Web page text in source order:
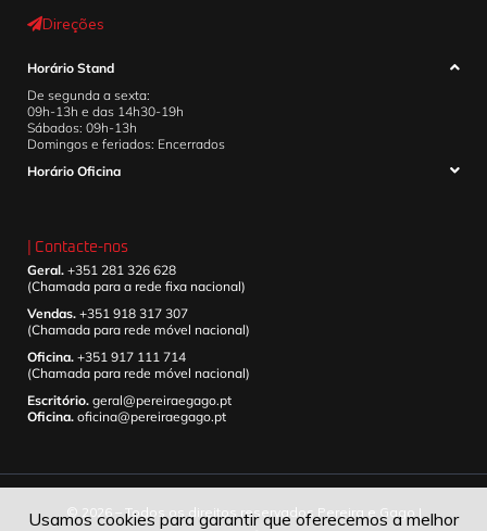
Direções
Horário Stand
De segunda a sexta:
09h-13h e das 14h30-19h
Sábados: 09h-13h
Domingos e feriados: Encerrados
Horário Oficina
| Contacte-nos
Geral. +351 281 326 628
(Chamada para a rede fixa nacional)
Vendas. +351 918 317 307
(Chamada para rede móvel nacional)
Oficina. +351 917 111 714
(Chamada para rede móvel nacional)
Escritório. geral@pereiraegago.pt
Oficina. oficina@pereiraegago.pt
© 2026 – Todos os direitos reservados Pereira e Gago |
Usamos cookies para garantir que oferecemos a melhor